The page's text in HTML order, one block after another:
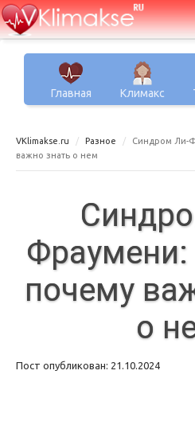
Главная Климакс
VKlimakse.ru Разное
Синдром Ли-
важно знать о нем
Фраумени:
почему
о
Пост опубликован: 21.10.2024